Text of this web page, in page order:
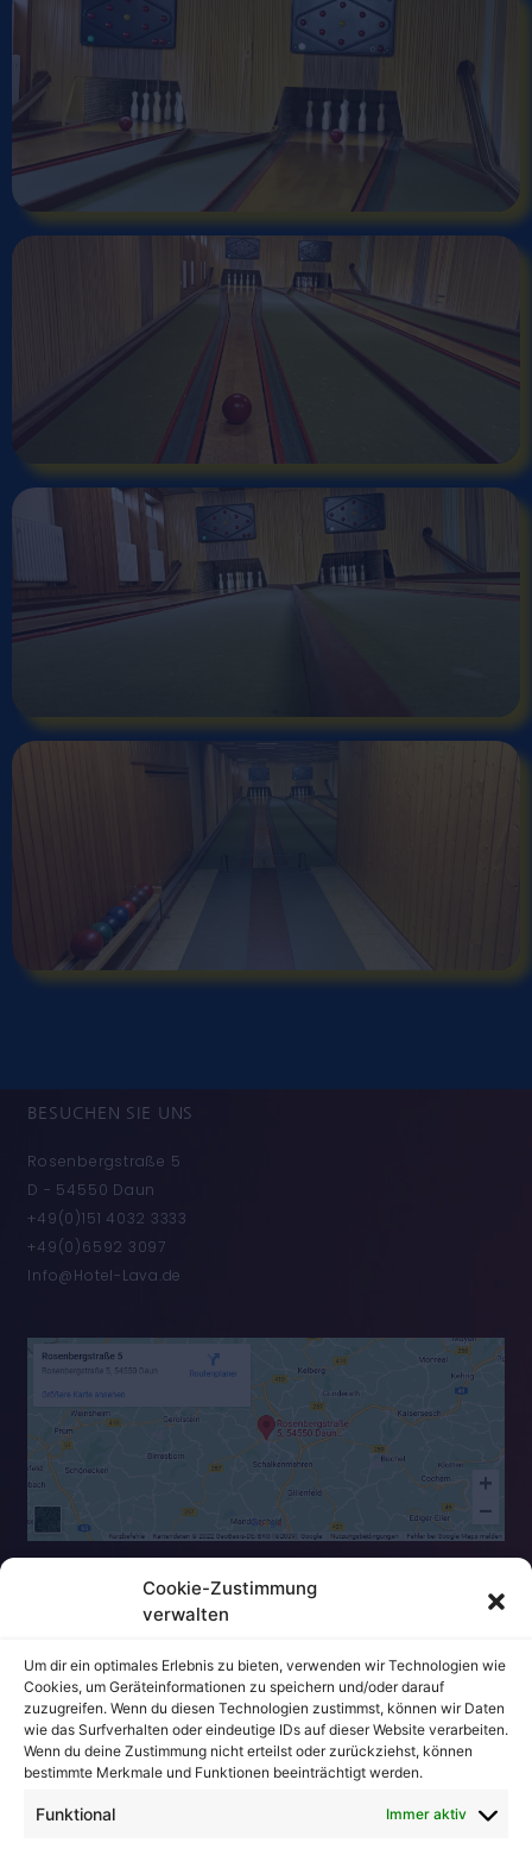
Cookie-Zustimmung
verwalten
Um dir ein optimales Erlebnis zu bieten, verwenden wir Technologien wie
Cookies, um Geräteinformationen zu speichern und/oder darauf
zuzugreifen. Wenn du diesen Technologien zustimmst, können wir Daten
wie das Surfverhalten oder eindeutige IDs auf dieser Website verarbeiten.
Wenn du deine Zustimmung nicht erteilst oder zurückziehst, können
bestimmte Merkmale und Funktionen beeinträchtigt werden.
Funktional Immer aktiv
BESUCHEN SIE UNS
Rosenbergstraße 5
D - 54550 Daun
+49(0)151 4032 3333
+49(0)6592 3097
Info@Hotel-Lava.de
Impressum
Datenschutzerklärung